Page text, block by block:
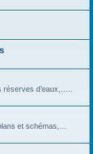
d’eaux,…..
et schémas,…